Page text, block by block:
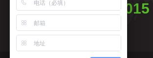
0158-50283015